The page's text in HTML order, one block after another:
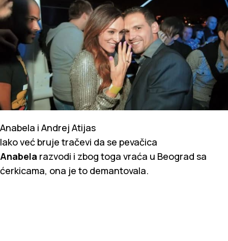
Anabela i Andrej Atijas
Iako već bruje tračevi da se pevačica
Anabela razvodi i zbog toga vraća u Beograd sa
ćerkicama, ona je to demantovala.